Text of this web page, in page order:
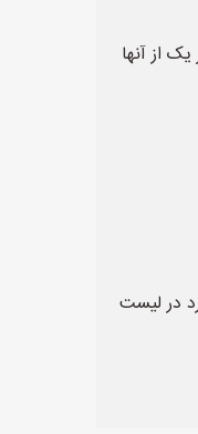
از آنها
در لیست